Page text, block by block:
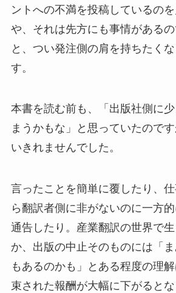
ントへの不満を投稿しているの
や、それは先方にも事情がある
と、つい発注側の肩を持ちたく
す。
本書を読む前も、「出版社側に
まうかもな」と思っていたので
いきれませんでした。
言ったことを簡単に覆したり、
ら翻訳者側に非がないのに一方
通告したり。産業翻訳の世界で
か、出版の中止そのものには「
もあるのかも」とある程度の理
束された報酬が大幅に下がると